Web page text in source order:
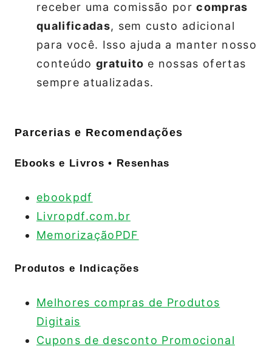
receber uma comissão porcompras
qualificadas, sem custo adicional
para você. Isso ajuda a manter nosso
conteúdo gratuito e nossas ofertas
sempre atualizadas.
Parcerias e Recomendações
Ebooks e Livros • Resenhas
ebookpdf
Livropdf.com.br
MemorizaçãoPDF
Produtos e Indicações
Melhores compras de Produtos
Digitais
Cupons de desconto Promocional